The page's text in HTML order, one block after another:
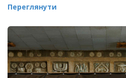
Переглянути